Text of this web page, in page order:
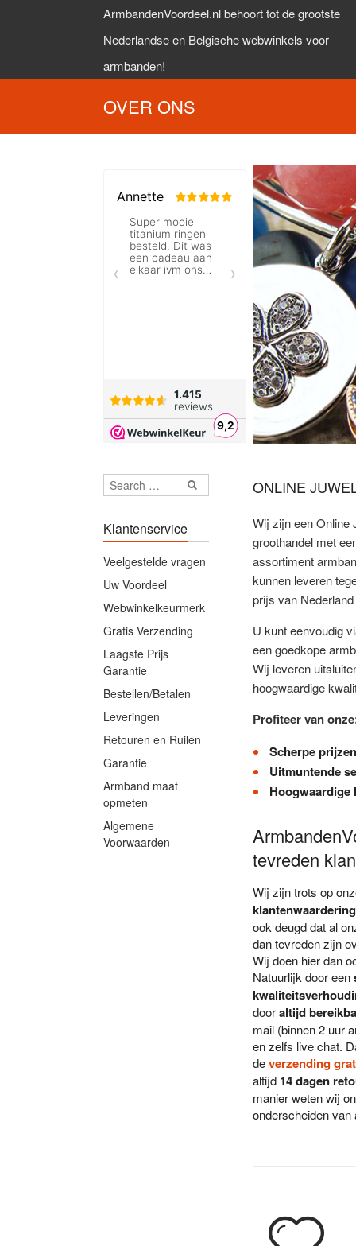
ArmbandenVoordeel.nl behoort tot de grootste
Nederlandse en Belgische webwinkels voor
armbanden!
OVER ONS
ONLINE
Wij zijn een Online
groothandel met
assortiment
kunnen leveren
prijs van
U kunt eenvoudig
een goedkope
Wij leveren
hoogwaardige
Profiteer van
Scherpe prijzen
Uitmuntende
Hoogwaardige
tevreden
Wij zijn trots op
klantenwaardering
ook deugd dat al
dan tevreden zijn
Wij doen hier dan
Natuurlijk door een
dooraltijd
mail (binnen 2 uur
en zelfs live chat.
deverzending
altijd 14 dagen
manier weten wij
onderscheiden
Klantenservice
Veelgestelde vragen
Uw Voordeel
Webwinkelkeurmerk
Gratis Verzending
Laagste Prijs
Garantie
Bestellen/Betalen
Leveringen
Retouren en Ruilen
Garantie
Armband maat
opmeten
Algemene
Voorwaarden